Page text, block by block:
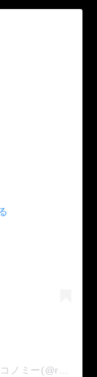
rewood リウッド 一枚板 サーキュラーエコノミー(@rewoodworks)がシェアした投稿